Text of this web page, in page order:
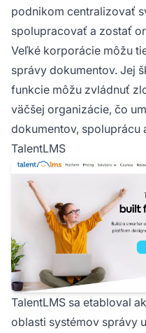
podnikom centralizovať
spolupracovať a zostať
Veľké korporácie môžu
správy dokumentov. Jej
funkcie môžu zvládnuť
väčšej organizácie, čo
dokumentov, spoluprácu
TalentLMS
TalentLMS sa etabloval
oblasti systémov správy